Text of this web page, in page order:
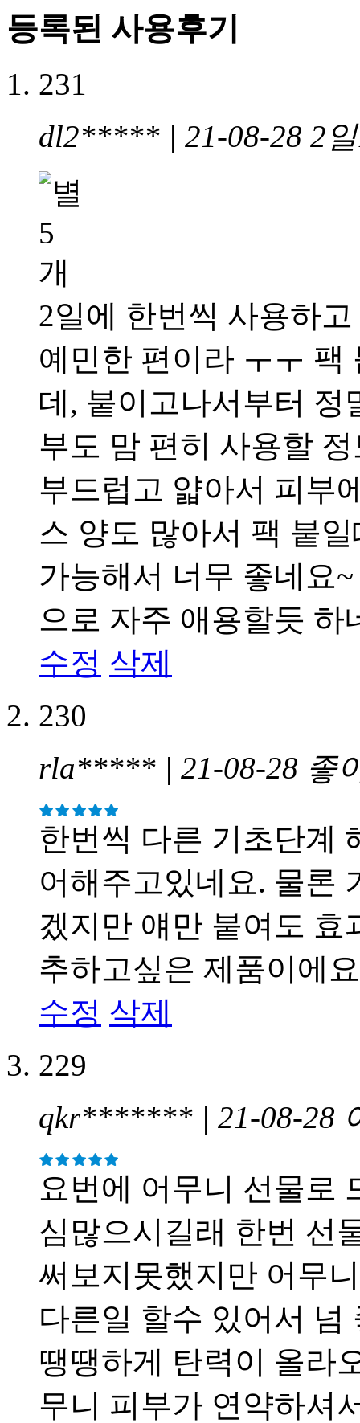
등록된 사용후기
231
dl2***** | 21-08-28 2
2일에 한번씩 사용하
예민한 편이라 ㅜㅜ 팩
데, 붙이고나서부터 정
부도 맘 편히 사용할
부드럽고 얇아서 피부
스 양도 많아서 팩 붙
가능해서 너무 좋네요
으로 자주 애용할듯 하
수정 삭제
230
rla***** | 21-08-28 좋
한번씩 다른 기초단계
어해주고있네요. 물론
겠지만 얘만 붙여도 효
추하고싶은 제품이에
수정 삭제
229
qkr******* | 21-08-28
요번에 어무니 선물로
심많으시길래 한번 선
써보지못했지만 어무
다른일 할수 있어서 넘
땡땡하게 탄력이 올라
무니 피부가 연약하셔